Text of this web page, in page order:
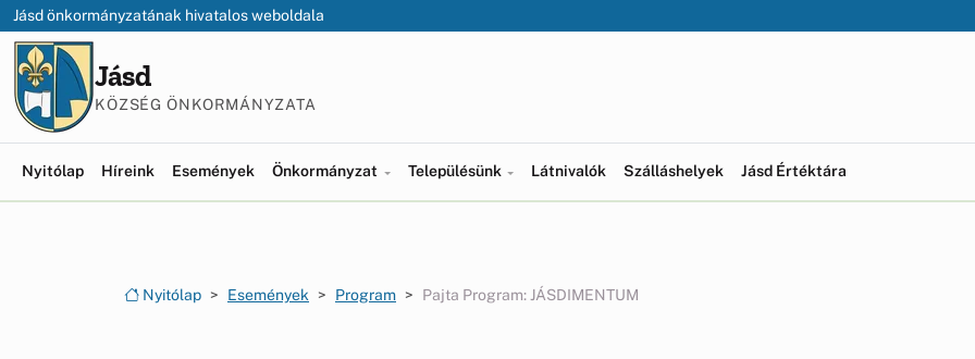
Ugrás a menüre
Ugrás a tartalomra
Jásd önkormányzatának hivatalos weboldala
Jásd
KÖZSÉG ÖNKORMÁNYZATA
Nyitólap Híreink Események Önkormányzat Településünk Látnivalók Szálláshelyek Jásd Értéktára
Nyitólap Események Program Pajta Program: JÁSDIMENTUM